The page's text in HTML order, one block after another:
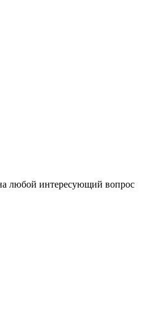
любой интересующий вопрос